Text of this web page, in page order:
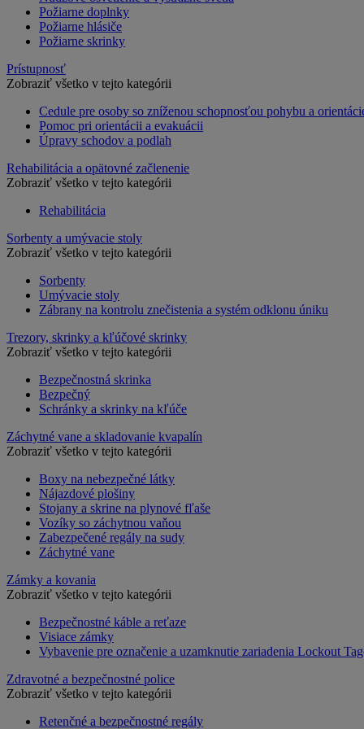
Požiarne doplnky
Požiarne hlásiče
Požiarne skrinky
Prístupnosť
Zobraziť všetko v tejto kategórii
Cedule pre osoby so zníženou schopnosťou pohybu a
Pomoc pri orientácii a evakuácii
Úpravy schodov a podlah
Rehabilitácia a opätovné začlenenie
Zobraziť všetko v tejto kategórii
Rehabilitácia
Sorbenty a umývacie stoly
Zobraziť všetko v tejto kategórii
Sorbenty
Umývacie stoly
Zábrany na kontrolu znečistenia a systém odklonu úniku
Trezory, skrinky a kľúčové skrinky
Zobraziť všetko v tejto kategórii
Bezpečnostná skrinka
Bezpečný
Schránky a skrinky na kľúče
Záchytné vane a skladovanie kvapalín
Zobraziť všetko v tejto kategórii
Boxy na nebezpečné látky
Nájazdové plošiny
Stojany a skrine na plynové fľaše
Vozíky so záchytnou vaňou
Zabezpečené regály na sudy
Záchytné vane
Zámky a kovania
Zobraziť všetko v tejto kategórii
Bezpečnostné káble a reťaze
Visiace zámky
Vybavenie pre označenie a uzamknutie zariadenia Lockout
Zdravotné a bezpečnostné police
Zobraziť všetko v tejto kategórii
Retenčné a bezpečnostné regály